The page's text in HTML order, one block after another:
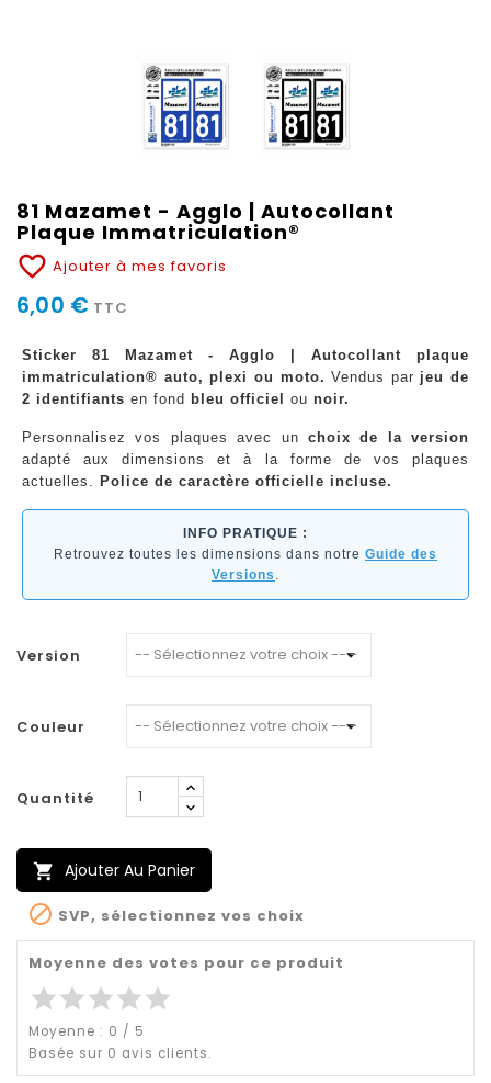
81 Mazamet - Agglo | Autocollant
Plaque Immatriculation®
favorite_border Ajouter à mes favoris
6,00 € TTC
Sticker 81 Mazamet - Agglo | Autocollant plaque
immatriculation® auto, plexi ou moto. Vendus par jeu de
2 identifiants en fond bleu officiel ou noir.
Personnalisez vos plaques avec un choix de la version
adapté aux dimensions et à la forme de vos plaques
actuelles. Police de caractère officielle incluse.
INFO PRATIQUE :
Retrouvez toutes les dimensions dans notre Guide des
Versions .
Version
Couleur
Quantité
 Ajouter Au Panier
 SVP, sélectionnez vos choix
Moyenne des votes pour ce produit
starstarstarstarstar
Moyenne : 0 / 5
Basée sur 0 avis clients.